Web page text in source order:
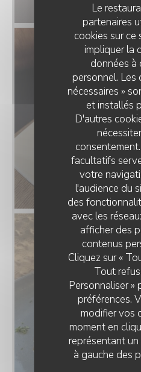
Le
partenaires
cookies sur
impliquer la
données à
personnel. Les
nécessaires »
et installés
D'autres
facultatifs
votre
l'audience du
des
avec les
afficher des
contenus
Cliquez sur «
Tout
Personnaliser »
préférences.
modifier vos
moment en
représentant
à gauche des
PIAZZA